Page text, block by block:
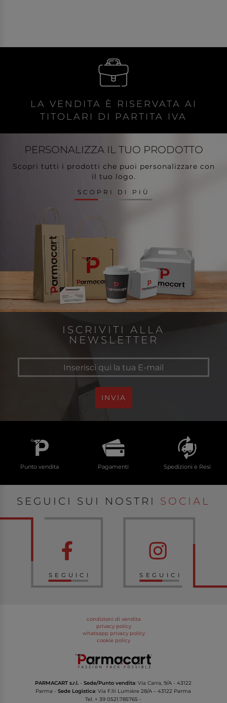
LA VENDITA È RISERVATA AI
TITOLARI DI PARTITA IVA
PERSONALIZZA IL TUO PRODOTTO
Scopri tutti i prodotti che puoi personalizzare con
il tuo logo.
SCOPRI DI PIÙ
ISCRIVITI ALLA
NEWSLETTER
INVIA
Punto vendita Pagamenti Spedizioni e Resi
SEGUICI SUI NOSTRI SOCIAL
SEGUICI SEGUICI
condizioni di vendita
privacy policy
whatsapp privacy policy
cookie policy
PARMACART s.r.l. -Sede/Punto vendita: Via Carra, 9/A - 43122
Parma -Sede Logistica: Via F.lli Lumière 28/A – 43122 Parma
Tel. + 39 0521.785765 -